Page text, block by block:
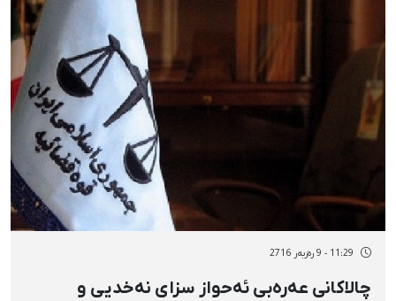
11:29 - 9 رەزبەر 2716
چالاکانی عەرەبی ئەحواز سزای نەخدیی و